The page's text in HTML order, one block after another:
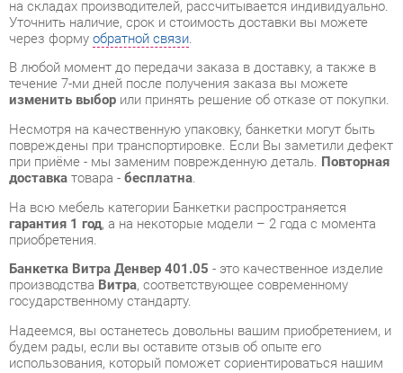
Несмотря на качественную упаковку, банкетки могут быть
повреждены при транспортировке. Если Вы заметили дефект
при приёме - мы заменим поврежденную деталь.
доставка товара -бесплатна.
На всю мебель категории Банкетки распространяется
приобретения.
Банкетка Витра Денвер 401.05- это качественное изделие
производстваВитра, соответствующее современному
Надеемся, вы останетесь довольны вашим приобретением, и
будем рады, если вы оставите отзыв об опыте его
использования, который поможет сориентироваться нашим
будущим покупателям.
Кроме формы обратной связиполучить развёрнутую
консультацию, фото и видеообзор продукции вы можете по
e-mail, телефону в Екатеринбурге и через мессенджеры
Telegram и WhatsApp.